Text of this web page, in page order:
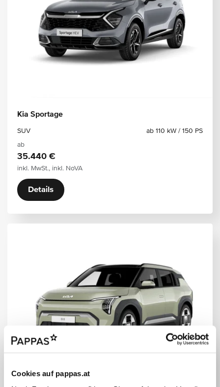
Cookies auf pappas.at
Kia Sportage
SUV
ab 110 kW / 150 PS
ab
35.440 €
inkl. MwSt., inkl. NoVA
Details